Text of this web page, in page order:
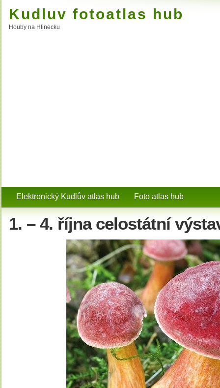
Kudluv fotoatlas hub
Houby na Hlinecku
Elektronický Kudlův atlas hub Foto atlas hub
1. – 4. října celostátní